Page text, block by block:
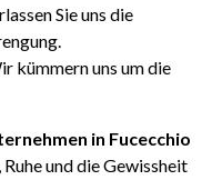
Sie uns die
kümmern uns um die
in Fucecchio
und die Gewissheit